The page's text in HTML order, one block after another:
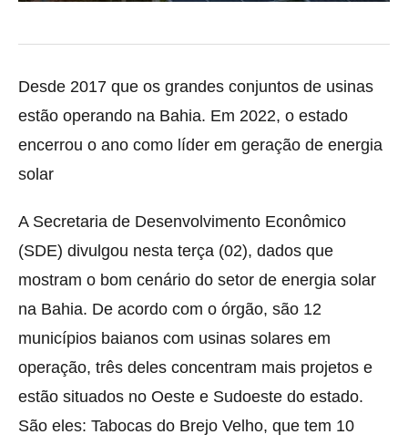
Desde 2017 que os grandes conjuntos de usinas
estão operando na Bahia. Em 2022, o estado
encerrou o ano como líder em geração de energia
solar
A Secretaria de Desenvolvimento Econômico
(SDE) divulgou nesta terça (02), dados que
mostram o bom cenário do setor de energia solar
na Bahia. De acordo com o órgão, são 12
municípios baianos com usinas solares em
operação, três deles concentram mais projetos e
estão situados no Oeste e Sudoeste do estado.
São eles: Tabocas do Brejo Velho, que tem 10